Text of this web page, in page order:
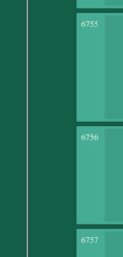
6755
6756
6757